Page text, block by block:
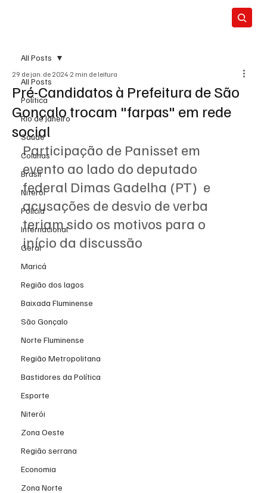
All Posts
Política
Rio de Janeiro
Saúde
Colunas
Brasil
Niterói
Polícia
Internacional
Geral
Maricá
Região dos lagos
Baixada Fluminense
São Gonçalo
Norte Fluminense
Região Metropolitana
Bastidores da Política
Esporte
Niterói
Zona Oeste
Região serrana
Economia
Zona Norte
All Posts
Pré-Candidatos à Prefeitura de São
Gonçalo trocam "farpas" em rede
social
29 de jan. de 2024 2 min de leitura
Participação de Panisset em
evento ao lado do deputado
federal Dimas Gadelha (PT)  e
acusações de desvio de verba
teriam sido os motivos para o
início da discussão